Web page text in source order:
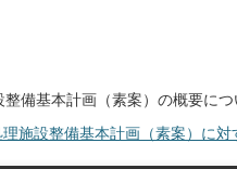
備基本計画（素案）の概要に
施設整備基本計画（素案）に対